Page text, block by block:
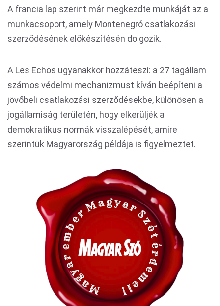
A francia lap szerint már megkezdte munkáját az a
munkacsoport, amely Montenegró csatlakozási
szerződésének előkészítésén dolgozik.
A Les Echos ugyanakkor hozzáteszi: a 27 tagállam
számos védelmi mechanizmust kíván beépíteni a
jövőbeli csatlakozási szerződésekbe, különösen a
jogállamiság területén, hogy elkerüljék a
demokratikus normák visszalépését, amire
szerintük Magyarország példája is figyelmeztet.